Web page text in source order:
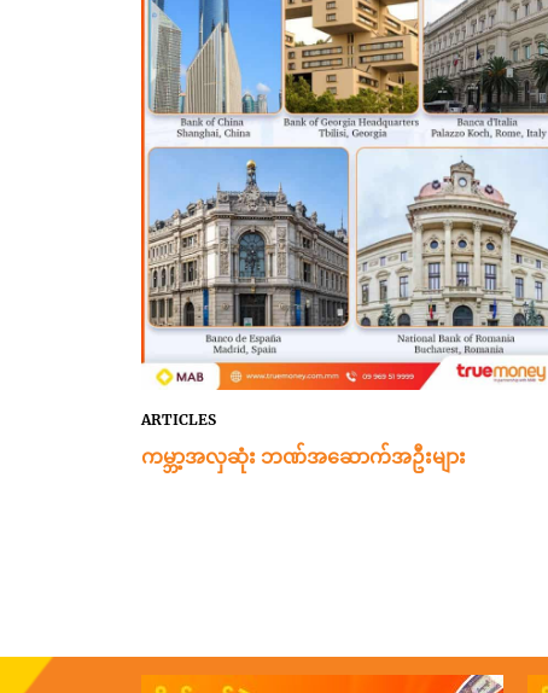
ARTICLES
ကမ္ဘာ့အလှဆုံး ဘဏ်အဆောက်အဦးများ